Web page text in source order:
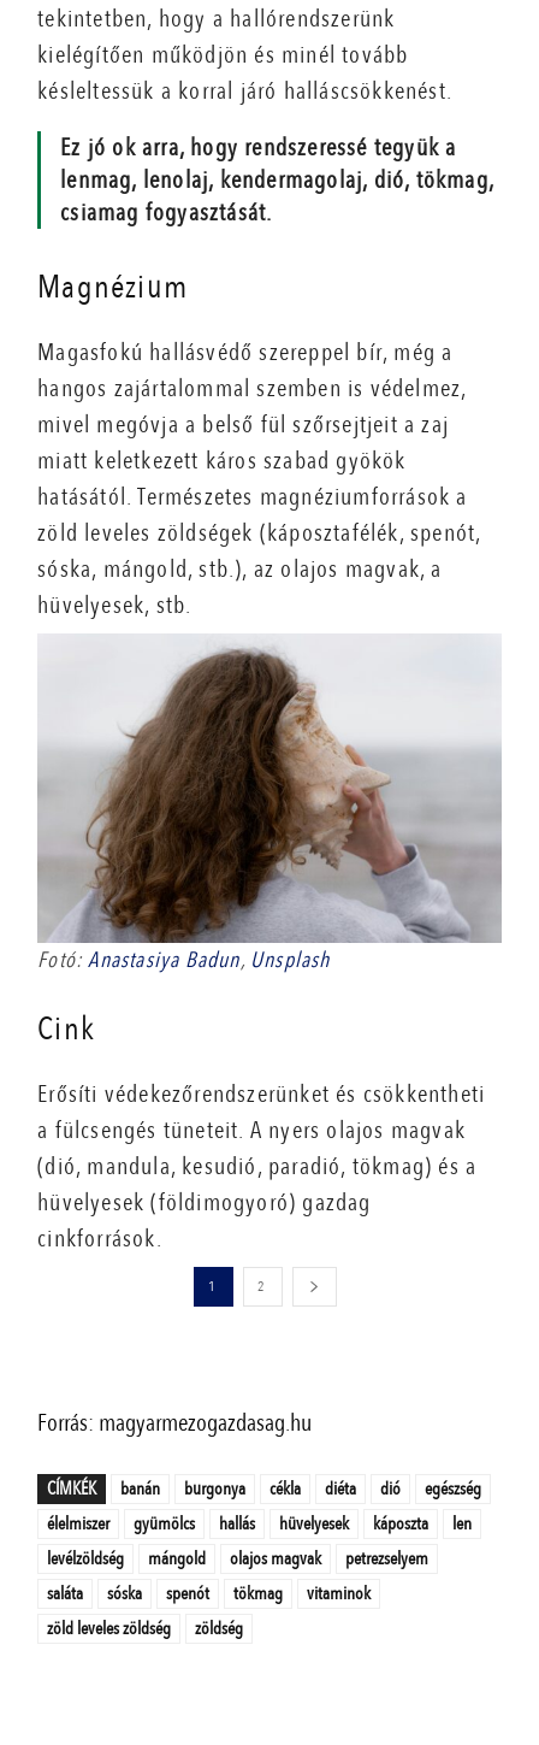
tekintetben, hogy a hallórendszerünk
kielégítően működjön és minél tovább
késleltessük a korral járó halláscsökkenést.
Ez jó ok arra, hogy rendszeressé tegyük a
lenmag, lenolaj, kendermagolaj, dió, tökmag,
csiamag fogyasztását.
Magnézium
Magasfokú hallásvédő szereppel bír, még a
hangos zajártalommal szemben is védelmez,
mivel megóvja a belső fül szőrsejtjeit a zaj
miatt keletkezett káros szabad gyökök
hatásától. Természetes magnéziumforrások a
zöld leveles zöldségek (káposztafélék, spenót,
sóska, mángold, stb.), az olajos magvak, a
hüvelyesek, stb.
Fotó:Anastasiya Badun, Unsplash
Cink
Erősíti védekezőrendszerünket és csökkentheti
a fülcsengés tüneteit. A nyers olajos magvak
(dió, mandula, kesudió, paradió, tökmag) és a
hüvelyesek (földimogyoró) gazdag
cinkforrások.
1 2
Forrás: magyarmezogazdasag.hu
CÍMKÉK banán burgonya cékla diéta dió
egészség
élelmiszer
gyümölcs hallás hüvelyesek káposzta
len
levélzöldség
mángold olajos magvak
petrezselyem
saláta
sóska spenót tökmag
vitaminok
zöld leveles zöldség
zöldség